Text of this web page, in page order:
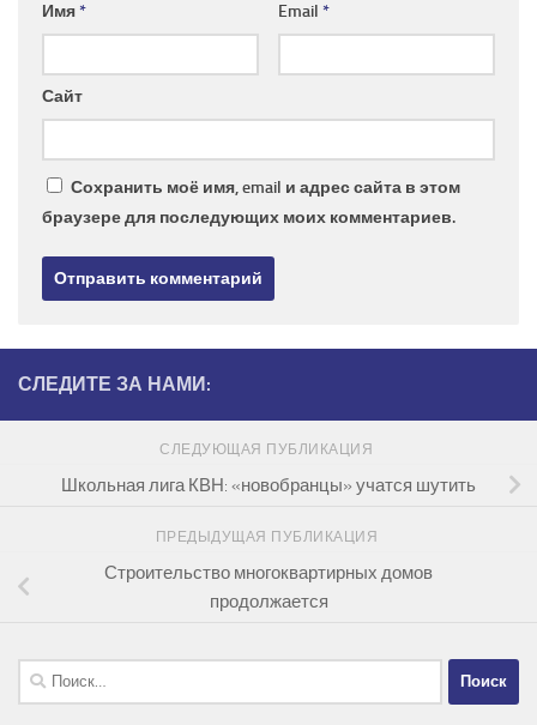
Имя* Email *
Сайт
Сохранить моё имя, email и адрес сайта в этом
браузере для последующих моих комментариев.
СЛЕДИТЕ ЗА НАМИ:
СЛЕДУЮЩАЯ ПУБЛИКАЦИЯ
Школьная лига КВН: «новобранцы» учатся шутить
ПРЕДЫДУЩАЯ ПУБЛИКАЦИЯ
Строительство многоквартирных домов
продолжается
Найти: